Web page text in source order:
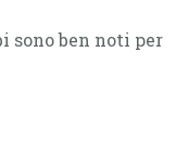
sono ben noti per